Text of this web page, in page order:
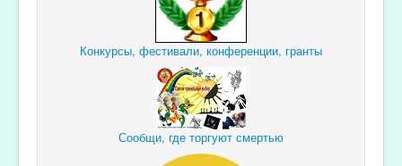
Конкурсы, фестивали, конференции, гранты
Сообщи, где торгуют смертью